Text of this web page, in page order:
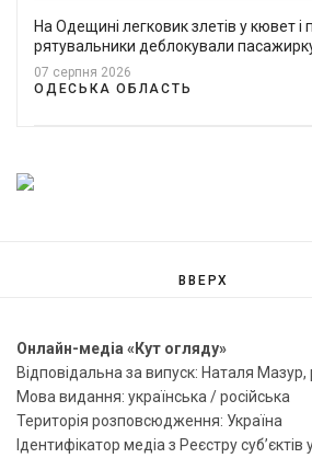
На Одещині легковик злетів у кювет і
рятувальники деблокували
07 серпня 2026
ОДЕСЬКА ОБЛАСТЬ
ВВЕРХ
Онлайн-медіа «Кут огляду»
Відповідальна за випуск: Наталя Мазур,
Мова видання: українська / російська
Територія розповсюдження: Україна
Ідентифікатор медіа з Реєстру суб’єктів